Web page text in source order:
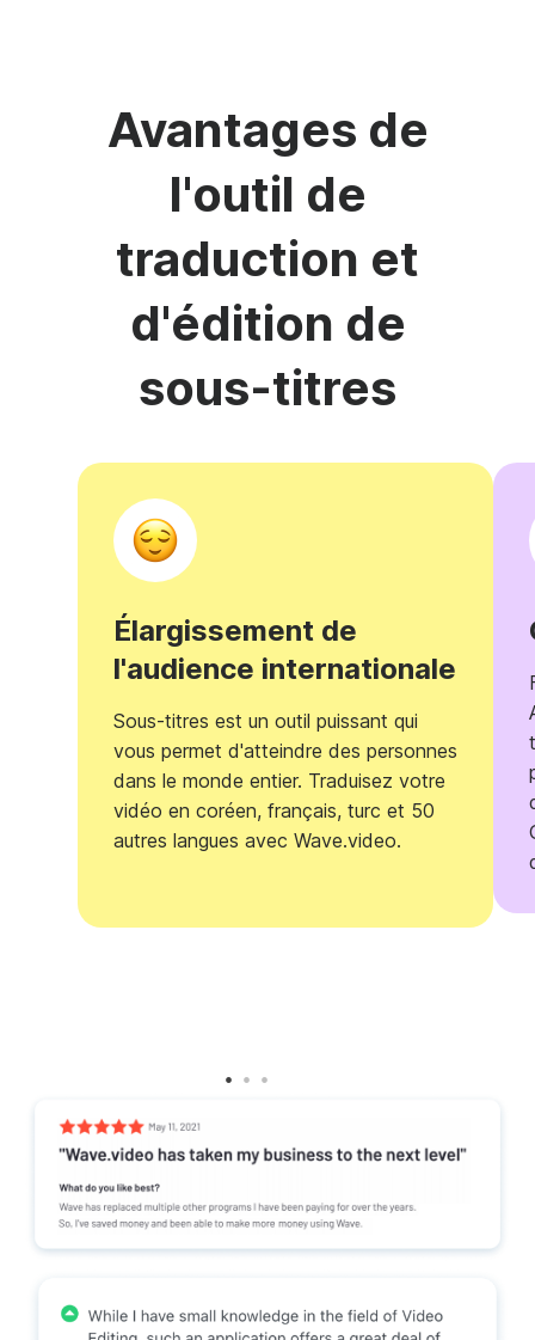
Avantages de
l'outil de
traduction et
d'édition de
sous-titres
Élargissement de
l'audience internationale
Sous-titres est un outil puissant qui
vous permet d'atteindre des personnes
dans le monde entier. Traduisez votre
vidéo en coréen, français, turc et 50
autres langues avec Wave.video.